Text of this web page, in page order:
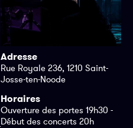
Adresse
Rue Royale 236, 1210 Saint-
Josse-ten-Noode
Horaires
Ouverture des portes 19h30 -
Début des concerts 20h